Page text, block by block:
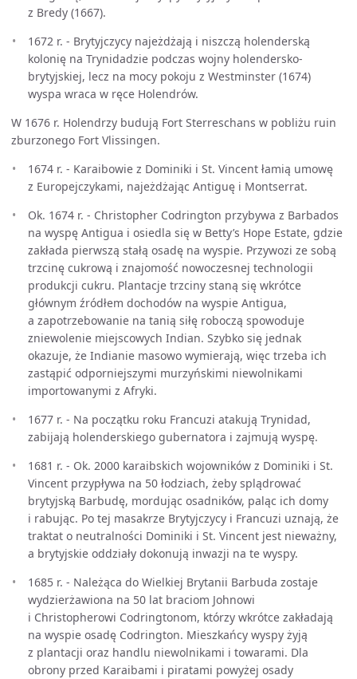
z Bredy (1667).
1672 r. - Brytyjczycy najeżdżają i niszczą holenderską
kolonię na Trynidadzie podczas wojny holendersko-
brytyjskiej, lecz na mocy pokoju z Westminster (1674)
wyspa wraca w ręce Holendrów.
W 1676 r. Holendrzy budują Fort Sterreschans w pobliżu ruin
zburzonego Fort Vlissingen.
1674 r. - Karaibowie z Dominiki i St. Vincent łamią umowę
z Europejczykami, najeżdżając Antiguę i Montserrat.
Ok. 1674 r. - Christopher Codrington przybywa z Barbados
na wyspę Antigua i osiedla się w Betty’s Hope Estate, gdzie
zakłada pierwszą stałą osadę na wyspie. Przywozi ze sobą
trzcinę cukrową i znajomość nowoczesnej technologii
produkcji cukru. Plantacje trzciny staną się wkrótce
głównym źródłem dochodów na wyspie Antigua,
a zapotrzebowanie na tanią siłę roboczą spowoduje
zniewolenie miejscowych Indian. Szybko się jednak
okazuje, że Indianie masowo wymierają, więc trzeba ich
zastąpić odporniejszymi murzyńskimi niewolnikami
importowanymi z Afryki.
1677 r. - Na początku roku Francuzi atakują Trynidad,
zabijają holenderskiego gubernatora i zajmują wyspę.
1681 r. - Ok. 2000 karaibskich wojowników z Dominiki i St.
Vincent przypływa na 50 łodziach, żeby splądrować
brytyjską Barbudę, mordując osadników, paląc ich domy
i rabując. Po tej masakrze Brytyjczycy i Francuzi uznają, że
traktat o neutralności Dominiki i St. Vincent jest nieważny,
a brytyjskie oddziały dokonują inwazji na te wyspy.
1685 r. - Należąca do Wielkiej Brytanii Barbuda zostaje
wydzierżawiona na 50 lat braciom Johnowi
i Christopherowi Codringtonom, którzy wkrótce zakładają
na wyspie osadę Codrington. Mieszkańcy wyspy żyją
z plantacji oraz handlu niewolnikami i towarami. Dla
obrony przed Karaibami i piratami powyżej osady